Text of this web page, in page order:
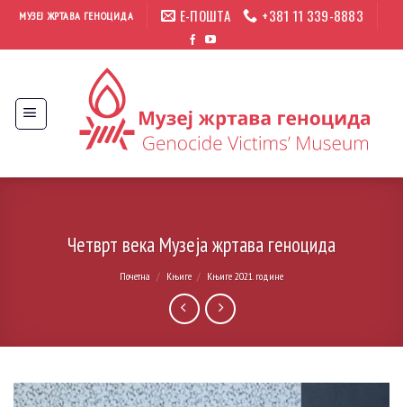
Прескочи
садржај
МУЗЕЈ ЖРТАВА ГЕНОЦИДА Е-ПОШТА +381 11 339-8883
Четврт века Музеја жртава геноцида
Почетна / Књиге / Књиге 2021. године